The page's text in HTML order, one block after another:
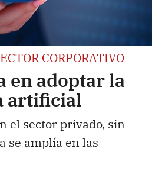
CORPORATIVO
en adoptar la
artificial
el sector privado, sin
se amplía en las